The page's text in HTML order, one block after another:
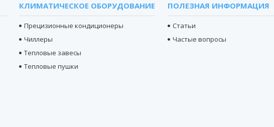
КЛИМАТИЧЕСКОЕ ОБОРУДОВАНИЕ
Прецизионные кондиционеры
Чиллеры
Тепловые завесы
Тепловые пушки
ПОЛЕЗНАЯ ИНФОРМАЦИЯ
Статьи
Частые вопросы